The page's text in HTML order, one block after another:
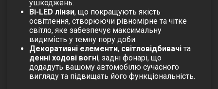
ушкоджень.
Bi-LED лінзи, що покращують якість
освітлення, створюючи рівномірне та чітке
світло, яке забезпечує максимальну
видимість у темну пору доби.
Декоративні елементи, світловідбивачі та
денні ходові вогні, задні фонарі, що
додадуть вашому автомобілю сучасного
вигляду та підвищать його функціональність.